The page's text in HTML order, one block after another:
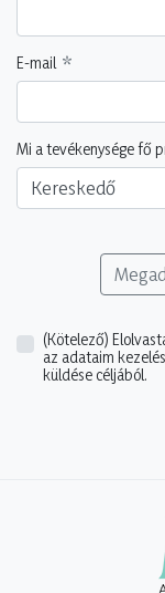
E-mail
Mi a tevékenysége fő
Kereskedő
(Kötelező)
az adataim
küldése céljából.